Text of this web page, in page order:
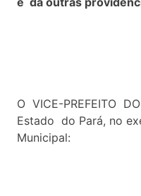
O VICE-PREFEITO
Estado do Pará, no
Municipal: